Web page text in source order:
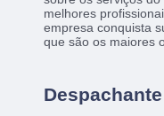
melhores
empresa conquista
que são os maiores
Despachante